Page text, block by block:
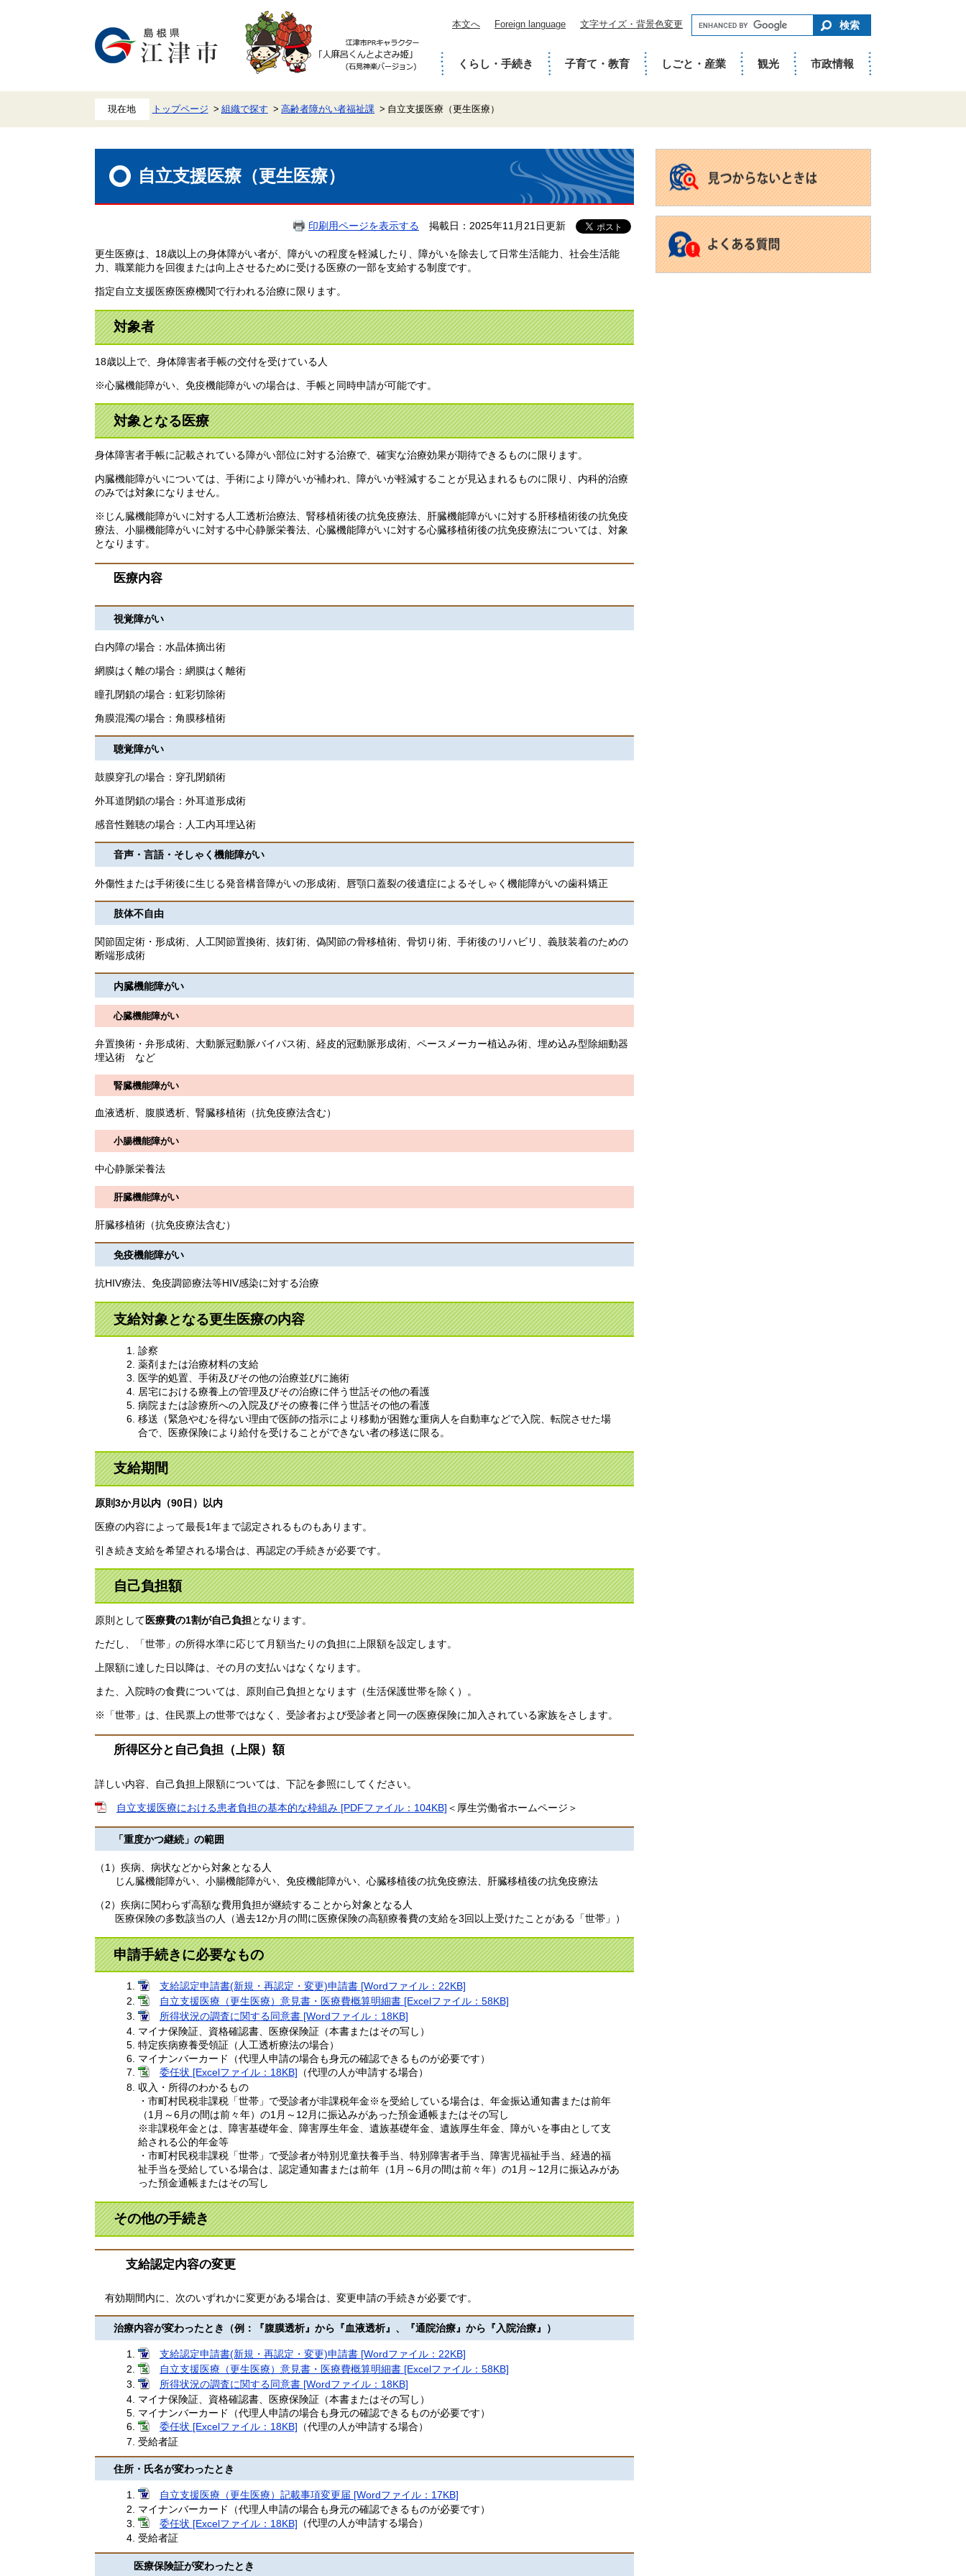
本文へ Foreign language 文字サイズ・背景色変更
ー
ワ
ド
で
が
くらし・手続き 子育て・教育 しごと・産業 観光 市政情報
トップページ 組織で探す 高齢者障がい者福祉課 自立支援医療（更生医療）
自立支援医療（更生医療）
印刷用ページを表示する 掲載日：2025年11月21日更新
更生医療は、18歳以上の身体障がい者が、障がいの程度を軽減したり、障がいを除去して日常生活能力、社会生活能
力、職業能力を回復または向上させるために受ける医療の一部を支給する制度です。
指定自立支援医療医療機関で行われる治療に限ります。
対象者
18歳以上で、身体障害者手帳の交付を受けている人
※心臓機能障がい、免疫機能障がいの場合は、手帳と同時申請が可能です。
対象となる医療
身体障害者手帳に記載されている障がい部位に対する治療で、確実な治療効果が期待できるものに限ります。
内臓機能障がいについては、手術により障がいが補われ、障がいが軽減することが見込まれるものに限り、内科的治療
のみでは対象になりません。
※じん臓機能障がいに対する人工透析治療法、腎移植術後の抗免疫療法、肝臓機能障がいに対する肝移植術後の抗免疫
療法、小腸機能障がいに対する中心静脈栄養法、心臓機能障がいに対する心臓移植術後の抗免疫療法については、対象
となります。
医療内容
視覚障がい
白内障の場合：水晶体摘出術
網膜はく離の場合：網膜はく離術
瞳孔閉鎖の場合：虹彩切除術
角膜混濁の場合：角膜移植術
聴覚障がい
鼓膜穿孔の場合：穿孔閉鎖術
外耳道閉鎖の場合：外耳道形成術
感音性難聴の場合：人工内耳埋込術
音声・言語・そしゃく機能障がい
外傷性または手術後に生じる発音構音障がいの形成術、唇顎口蓋裂の後遺症によるそしゃく機能障がいの歯科矯正
肢体不自由
関節固定術・形成術、人工関節置換術、抜釘術、偽関節の骨移植術、骨切り術、手術後のリハビリ、義肢装着のための
断端形成術
内臓機能障がい
心臓機能障がい
弁置換術・弁形成術、大動脈冠動脈バイパス術、経皮的冠動脈形成術、ペースメーカー植込み術、埋め込み型除細動器
埋込術 など
腎臓機能障がい
血液透析、腹膜透析、腎臓移植術（抗免疫療法含む）
小腸機能障がい
中心静脈栄養法
肝臓機能障がい
肝臓移植術（抗免疫療法含む）
免疫機能障がい
抗HIV療法、免疫調節療法等HIV感染に対する治療
支給対象となる更生医療の内容
診察
薬剤または治療材料の支給
医学的処置、手術及びその他の治療並びに施術
居宅における療養上の管理及びその治療に伴う世話その他の看護
病院または診療所への入院及びその療養に伴う世話その他の看護
移送（緊急やむを得ない理由で医師の指示により移動が困難な重病人を自動車などで入院、転院させた場
合で、医療保険により給付を受けることができない者の移送に限る。
支給期間
原則3か月以内（90日）以内
医療の内容によって最長1年まで認定されるものもあります。
引き続き支給を希望される場合は、再認定の手続きが必要です。
自己負担額
原則として医療費の1割が自己負担となります。
ただし、「世帯」の所得水準に応じて月額当たりの負担に上限額を設定します。
上限額に達した日以降は、その月の支払いはなくなります。
また、入院時の食費については、原則自己負担となります（生活保護世帯を除く）。
※「世帯」は、住民票上の世帯ではなく、受診者および受診者と同一の医療保険に加入されている家族をさします。
所得区分と自己負担（上限）額
詳しい内容、自己負担上限額については、下記を参照にしてください。
自立支援医療における患者負担の基本的な枠組み [PDFファイル：104KB] ＜厚生労働省ホームページ＞
「重度かつ継続」の範囲
（1）疾病、病状などから対象となる人
じん臓機能障がい、小腸機能障がい、免疫機能障がい、心臓移植後の抗免疫療法、肝臓移植後の抗免疫療法
（2）疾病に関わらず高額な費用負担が継続することから対象となる人
医療保険の多数該当の人（過去12か月の間に医療保険の高額療養費の支給を3回以上受けたことがある「世帯」）
申請手続きに必要なもの
支給認定申請書(新規・再認定・変更)申請書 [Wordファイル：22KB]
自立支援医療（更生医療）意見書・医療費概算明細書 [Excelファイル：58KB]
所得状況の調査に関する同意書 [Wordファイル：18KB]
マイナ保険証、資格確認書、医療保険証（本書またはその写し）
特定疾病療養受領証（人工透析療法の場合）
マイナンバーカード（代理人申請の場合も身元の確認できるものが必要です）
委任状 [Excelファイル：18KB] （代理の人が申請する場合）
収入・所得のわかるもの
・市町村民税非課税「世帯」で受診者が非課税年金※を受給している場合は、年金振込通知書または前年
（1月～6月の間は前々年）の1月～12月に振込みがあった預金通帳またはその写し
​※非課税年金とは、障害基礎年金、障害厚生年金、遺族基礎年金、遺族厚生年金、障がいを事由として支
給される公的年金等
・市町村民税非課税「世帯」で受診者が特別児童扶養手当、特別障害者手当、障害児福祉手当、経過的福
祉手当を受給している場合は、認定通知書または前年（1月～6月の間は前々年）の1月～12月に振込みがあ
った預金通帳またはその写し
その他の手続き
支給認定内容の変更
有効期間内に、次のいずれかに変更がある場合は、変更申請の手続きが必要です。
治療内容が変わったとき（例：『腹膜透析』から『血液透析』、『通院治療』から『入院治療』）
支給認定申請書(新規・再認定・変更)申請書 [Wordファイル：22KB]
自立支援医療（更生医療）意見書・医療費概算明細書 [Excelファイル：58KB]
所得状況の調査に関する同意書 [Wordファイル：18KB]
マイナ保険証、資格確認書、医療保険証（本書またはその写し）
マイナンバーカード（代理人申請の場合も身元の確認できるものが必要です）
委任状 [Excelファイル：18KB] （代理の人が申請する場合）
受給者証
住所・氏名が変わったとき
自立支援医療（更生医療）記載事項変更届 [Wordファイル：17KB]
マイナンバーカード（代理人申請の場合も身元の確認できるものが必要です）
委任状 [Excelファイル：18KB] （代理の人が申請する場合）
受給者証
医療保険証が変わったとき